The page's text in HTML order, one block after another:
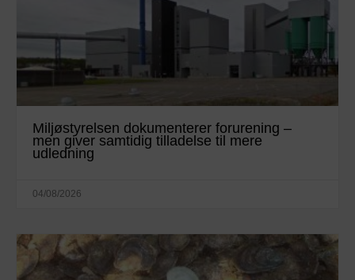
Miljøstyrelsen dokumenterer forurening –
men giver samtidig tilladelse til mere
udledning
04/08/2026